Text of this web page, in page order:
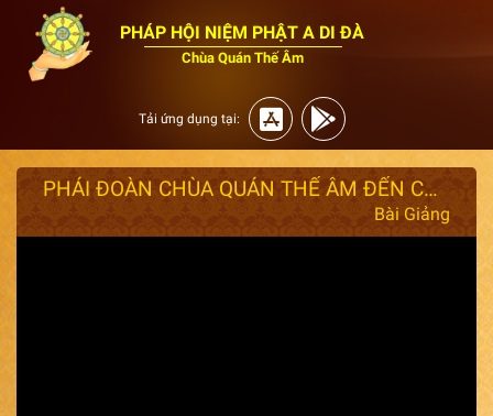
PHÁP HỘI NIỆM PHẬT A DI ĐÀ
Chùa Quán Thế Âm
Tải ứng dụng tại:
PHÁI ĐOÀN CHÙA QUÁN THẾ ÂM ĐẾN CHÙA BHUTAN
Bài Giảng